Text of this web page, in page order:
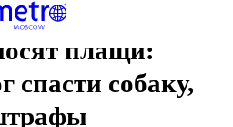
плащи:
спасти собаку,